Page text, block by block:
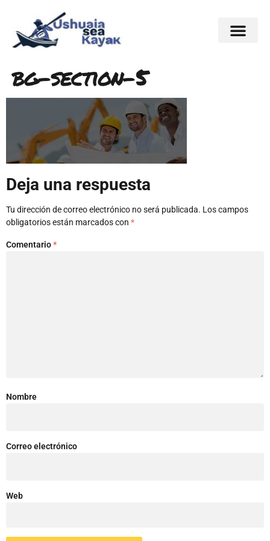
bg-section-5
Deja una respuesta
Tu dirección de correo electrónico no será publicada. Los campos
obligatorios están marcados con *
Comentario*
Nombre
Correo electrónico
Web